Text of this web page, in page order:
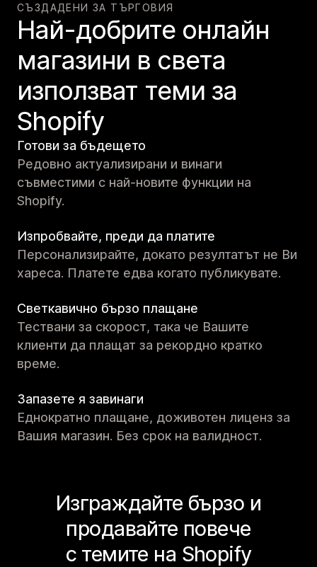
СЪЗДАДЕНИ ЗА ТЪРГОВИЯ
Най-добрите онлайн
магазини в света
използват теми за
Shopify
Готови за бъдещето
Редовно актуализирани и винаги
съвместими с най-новите функции на
Shopify.
Изпробвайте, преди да платите
Персонализирайте, докато резултатът не Ви
хареса. Платете едва когато публикувате.
Светкавично бързо плащане
Тествани за скорост, така че Вашите
клиенти да плащат за рекордно кратко
време.
Запазете я завинаги
Еднократно плащане, доживотен лиценз за
Вашия магазин. Без срок на валидност.
Изграждайте бързо и
продавайте повече
с темите на Shopify